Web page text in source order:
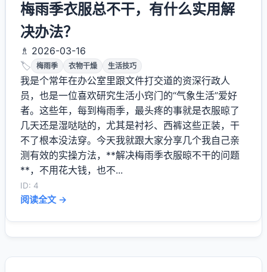
梅雨季衣服总不干，有什么实用解
决办法？
♗ 2026-03-16
🏷️
梅雨季 衣物干燥 生活技巧
我是个常年在办公室里跟文件打交道的资深行政人
员，也是一位喜欢研究生活小窍门的“气象生活”爱好
者。这些年，每到梅雨季，最头疼的事就是衣服晾了
几天还是湿哒哒的，尤其是衬衫、西裤这些正装，干
不了根本没法穿。今天我就跟大家分享几个我自己亲
测有效的实操方法，**解决梅雨季衣服晾不干的问题
**，不用花大钱，也不...
ID: 4
阅读全文 →